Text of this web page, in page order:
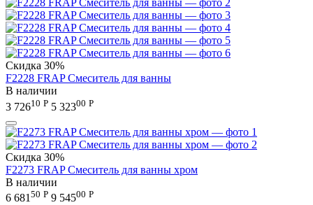
Скидка 30%
F2228 FRAP Смеситель для ванны
В наличии
3 72610 Р 5 32300 Р
Скидка 30%
F2273 FRAP Смеситель для ванны хром
В наличии
6 681 50 Р 9 54500 Р